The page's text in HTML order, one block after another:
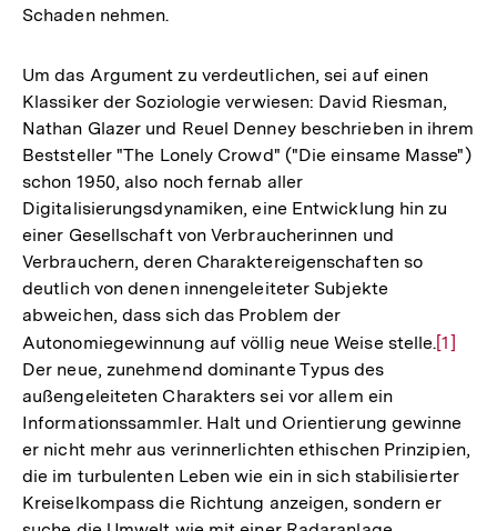
Schaden nehmen.
Um das Argument zu verdeutlichen, sei auf einen
Klassiker der Soziologie verwiesen: David Riesman,
Nathan Glazer und Reuel Denney beschrieben in ihrem
Beststeller "The Lonely Crowd" ("Die einsame Masse")
schon 1950, also noch fernab aller
Digitalisierungsdynamiken, eine Entwicklung hin zu
einer Gesellschaft von Verbraucherinnen und
Verbrauchern, deren Charaktereigenschaften so
deutlich von denen innengeleiteter Subjekte
abweichen, dass sich das Problem der
Autonomiegewinnung auf völlig neue Weise stelle.Zur
[1]
Der neue, zunehmend dominante Typus des
außengeleiteten Charakters sei vor allem ein
Informationssammler. Halt und Orientierung gewinne
er nicht mehr aus verinnerlichten ethischen Prinzipien,
die im turbulenten Leben wie ein in sich stabilisierter
Kreiselkompass die Richtung anzeigen, sondern er